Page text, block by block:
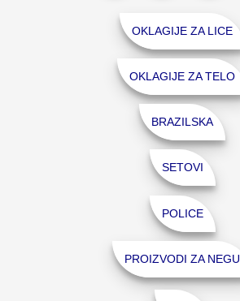
OKLAGIJE ZA LICE
OKLAGIJE ZA TELO
BRAZILSKA
SETOVI
POLICE
PROIZVODI ZA NEGU